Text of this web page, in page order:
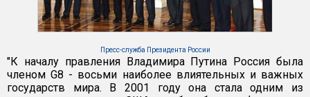
Пресс-служба Президента России
"К началу правления Владимира Путина Россия была
членом G8 - восьми наиболее влиятельных и важных
государств мира. В 2001 году она стала одним из